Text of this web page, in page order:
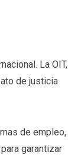
La OIT,
de justicia
de empleo,
garantizar